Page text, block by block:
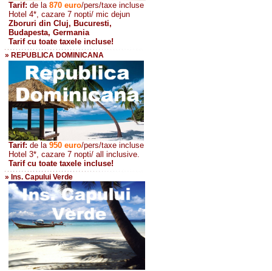
Tarif: de la 870 euro/pers/taxe incluse
Hotel 4*, cazare 7 nopti/ mic dejun
Zboruri din Cluj, Bucuresti,
Budapesta, Germania
Tarif cu toate taxele incluse!
» REPUBLICA DOMINICANA
Tarif: de la 950 euro/pers/taxe incluse
Hotel 3*, cazare 7 nopti/ all inclusive.
Tarif cu toate taxele incluse!
» Ins. Capului Verde